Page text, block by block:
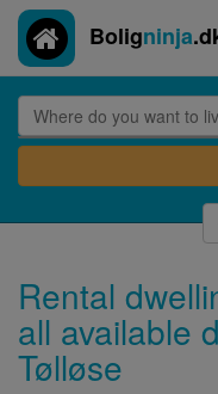
Boligninja
Rental
all available
Tølløse